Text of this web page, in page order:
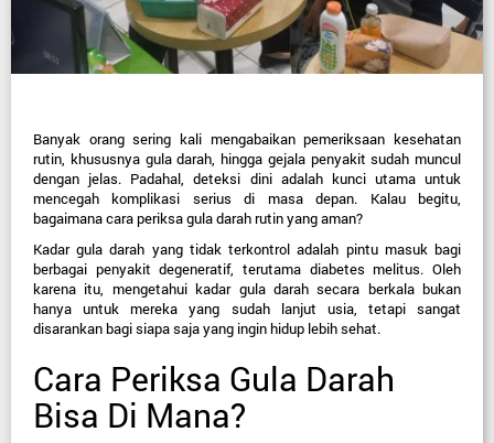
Banyak orang sering kali mengabaikan pemeriksaan kesehatan
rutin, khususnya gula darah, hingga gejala penyakit sudah muncul
dengan jelas. Padahal, deteksi dini adalah kunci utama untuk
mencegah komplikasi serius di masa depan. Kalau begitu,
bagaimana cara periksa gula darah rutin yang aman?
Kadar gula darah yang tidak terkontrol adalah pintu masuk bagi
berbagai penyakit degeneratif, terutama diabetes melitus. Oleh
karena itu, mengetahui kadar gula darah secara berkala bukan
hanya untuk mereka yang sudah lanjut usia, tetapi sangat
disarankan bagi siapa saja yang ingin hidup lebih sehat.
Cara Periksa Gula Darah
Bisa Di Mana?